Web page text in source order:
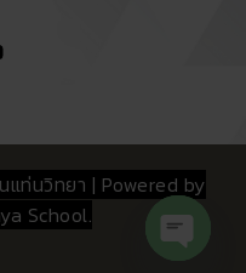
ท่นวิทยา | Powered by
School.